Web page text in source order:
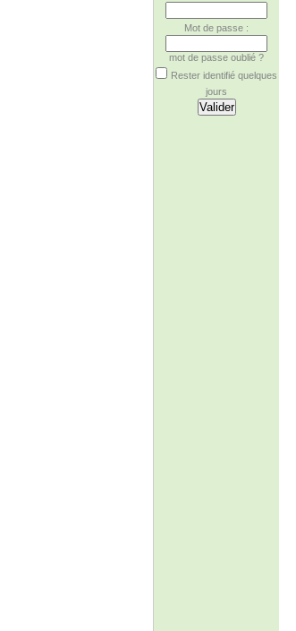
Mot de passe :
mot de passe oublié ?
Rester identifié quelques
jours